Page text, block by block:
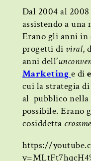
Dal 2004 al
assistendo a
Erano gli anni
progetti di viral,
anni dell’
Marketinge di
cui la strategia
al pubblico nella
possibile. Erano
cosiddetta
https://